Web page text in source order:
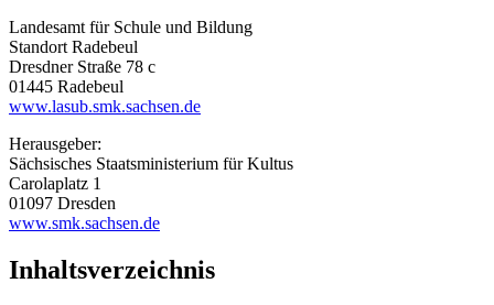
Landesamt für Schule und Bildung
Standort Radebeul
Dresdner Straße 78 c
01445 Radebeul
www.lasub.smk.sachsen.de
Herausgeber:
Sächsisches Staatsministerium für Kultus
Carolaplatz 1
01097 Dresden
www.smk.sachsen.de
Inhaltsverzeichnis